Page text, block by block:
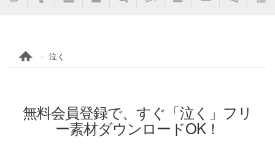
泣く
無料会員登録で、すぐ「泣く」フリ
ー素材ダウンロードOK！